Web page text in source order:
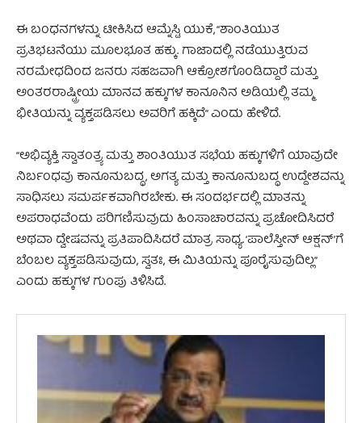
ಈ ಬಂಧನಗಳನ್ನು ಟೀಕಿಸಿದ ಆಮ್ನೆಸ್ಟಿ ಯುಕೆ, “ಶಾಂತಿಯುತ
ಪ್ರತಿಭಟನೆಯು ಮೂಲಭೂತ ಹಕ್ಕು.ಗಾಜಾದಲ್ಲಿ ನಡೆಯುತ್ತಿರುವ
ನರಮೇಧದಿಂದ ಜನರು ಸಹಜವಾಗಿ ಆಕ್ರೋಶಗೊಂಡಿದ್ದಾರೆ ಮತ್ತು
ಅಂತರರಾಷ್ಟ್ರೀಯ ಮಾನವ ಹಕ್ಕುಗಳ ಕಾನೂನಿನ ಅಡಿಯಲ್ಲಿ ತಮ್ಮ
ಭೀತಿಯನ್ನು ವ್ಯಕ್ತಪಡಿಸಲು ಅವರಿಗೆ ಹಕ್ಕಿದೆ” ಎಂದು ಹೇಳಿದೆ.
“ಅಭಿವ್ಯಕ್ತಿ ಸ್ವಾತಂತ್ರ್ಯ ಮತ್ತು ಶಾಂತಿಯುತ ಸಭೆಯ ಹಕ್ಕುಗಳಿಗೆ ಯಾವುದೇ
ನಿರ್ಬಂಧವು ಕಾನೂನುಬದ್ಧ, ಅಗತ್ಯ ಮತ್ತು ಕಾನೂನುಬದ್ಧ ಉದ್ದೇಶವನ್ನು
ಸಾಧಿಸಲು ಸಮರ್ಪಕವಾಗಿರಬೇಕು. ಈ ಸಂದರ್ಭದಲ್ಲಿ ಮಾತನ್ನು
ಅಪರಾಧವೆಂದು ಪರಿಗಣಿಸುವುದು ಹಿಂಸಾಚಾರವನ್ನು ಪ್ರಚೋದಿಸಿದರೆ
ಅಥವಾ ದ್ವೇಷವನ್ನು ಪ್ರತಿಪಾದಿಸಿದರೆ ಮಾತ್ರ ಸಾಧ್ಯ.‘ಪಾಲೆಸ್ತೀನ್ ಆಕ್ಷನ್’ಗೆ
ಬೆಂಬಲ ವ್ಯಕ್ತಪಡಿಸುವುದು, ಸ್ವತಃ, ಈ ಮಿತಿಯನ್ನು ಪೂರೈಸುವುದಿಲ್ಲ”
ಎಂದು ಹಕ್ಕುಗಳ ಗುಂಪು ತಿಳಿಸಿದೆ.